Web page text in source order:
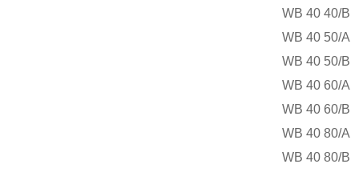
WB 40 40/B
WB 40 50/A
WB 40 50/B
WB 40 60/A
WB 40 60/B
WB 40 80/A
WB 40 80/B